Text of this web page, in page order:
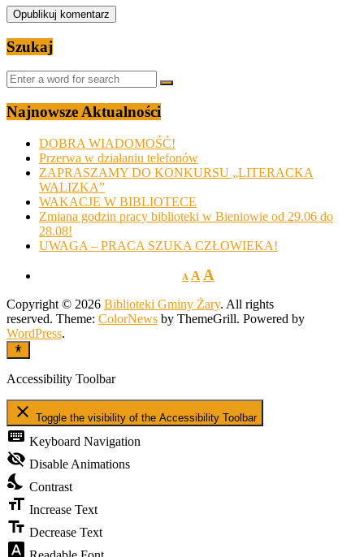
Szukaj
Najnowsze Aktualności
DOBRA WIADOMOŚĆ!
Przerwa w działaniu telefonów
ZAPRASZAMY DO KONKURSU „LITERACKA
WALIZKA”
WAKACJE W BIBLIOTECE
Zmiana godzin pracy biblioteki w Bieniowie od 29.06 do
28.08!
UWAGA – PRACA SZUKA CZŁOWIEKA!
A A A
Copyright © 2026 Biblioteki Gminy Żary. All rights
reserved. Theme: ColorNews by ThemeGrill. Powered by
WordPress.
Accessibility Toolbar
close Toggle the visibility of the Accessibility Toolbar
keyboard Keyboard Navigation
visibility_off Disable Animations
nights_stay Contrast
format_size Increase Text
text_fields Decrease Text
font_download